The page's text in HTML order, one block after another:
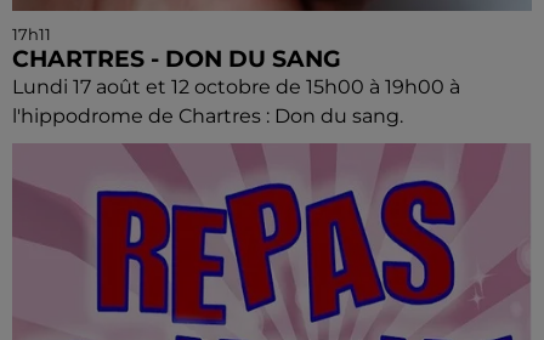
17h11
CHARTRES - DON DU SANG
Lundi 17 août et 12 octobre de 15h00 à 19h00 à
l'hippodrome de Chartres : Don du sang.